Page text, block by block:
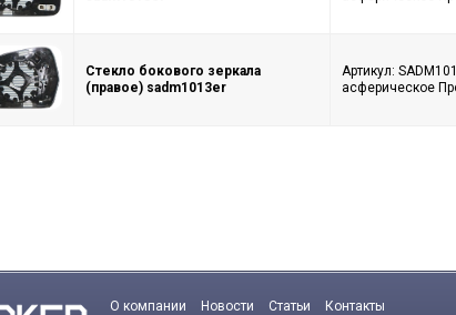
Стекло бокового зеркала
(правое) sadm1013er
Артикул:
асферическое
О компании Новости Статьи Контакты